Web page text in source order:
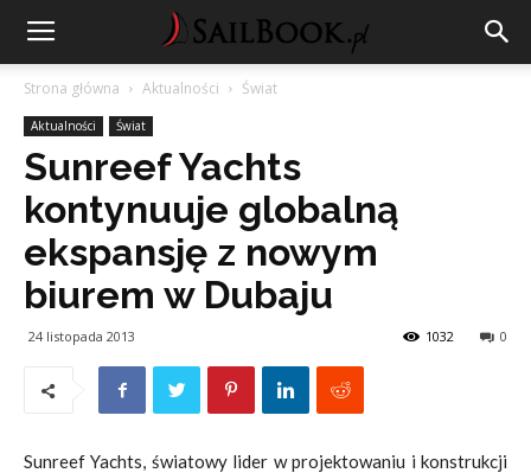
Strona główna Aktualności Świat
Aktualności Świat
Sunreef Yachts
kontynuuje globalną
ekspansję z nowym
biurem w Dubaju
24 listopada 2013 0
1032
Sunreef Yachts, światowy lider w projektowaniu i konstrukcji